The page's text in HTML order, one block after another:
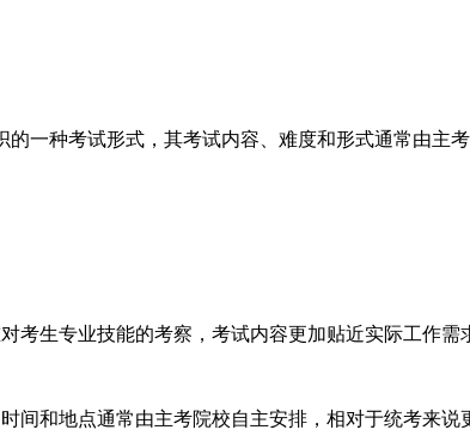
种考试形式，其考试内容、难度和形式通常由主
生专业技能的考察，考试内容更加贴近实际工作需
和地点通常由主考院校自主安排，相对于统考来说